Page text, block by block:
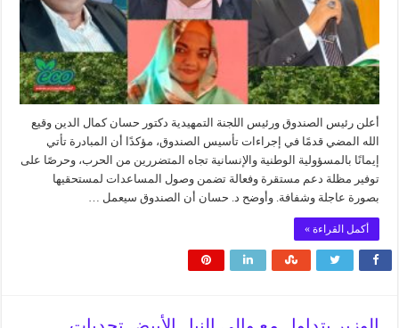
أعلن رئيس الصندوق ورئيس اللجنة التمهيدية دكتور حسان كمال الدين وقيع
الله المضي قدمًا في إجراءات تأسيس الصندوق، مؤكدًا أن المبادرة تأتي
إيمانًا بالمسؤولية الوطنية والإنسانية تجاه المتضررين من الحرب، وحرصًا على
توفير مظلة دعم مستقرة وفعالة تضمن وصول المساعدات لمستحقيها
بصورة عاجلة وشفافة. وأوضح د. حسان أن الصندوق سيعمل …
أكمل القراءة »